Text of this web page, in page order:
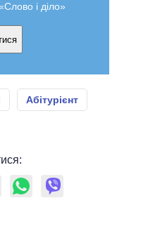
і діло»
Абітурієнт